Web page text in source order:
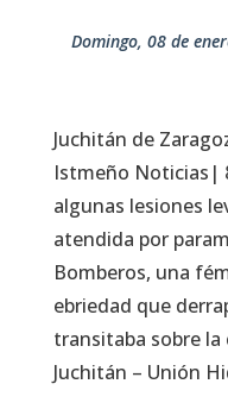
domingo, 08 de
Juchitán de
Istmeño Noticias|
algunas lesiones
atendida por
Bomberos, una
ebriedad que
transitaba sobre
Juchitán – Unión